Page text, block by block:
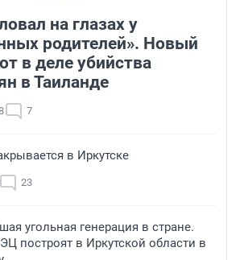
на глазах у
родителей». Новый
в деле убийства
в Таиланде
7
в Иркутске
23
угольная генерация в стране.
построят в Иркутской области в